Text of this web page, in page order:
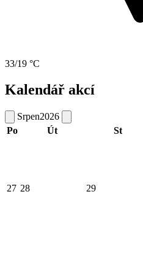
33/19 °C
Kalendář akcí
Srpen2026
Po
Út St
27 28 29